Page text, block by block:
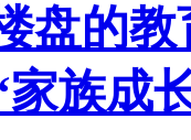
盘的
族成